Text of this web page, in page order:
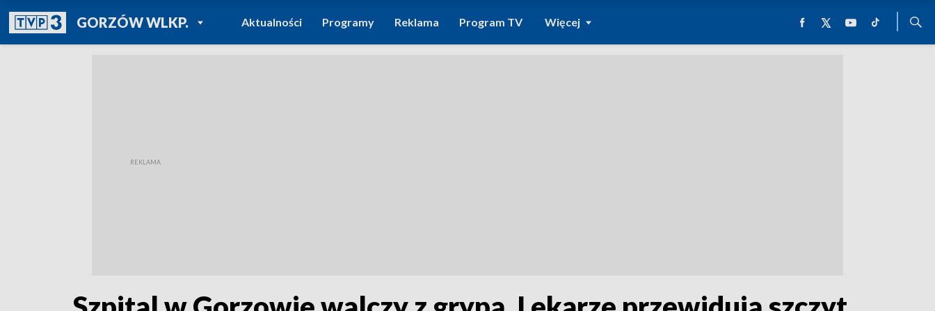
GORZÓW WLKP.POWRÓT DO
TVP REGIONY
Aktualności Programy Reklama Program TV Więcej